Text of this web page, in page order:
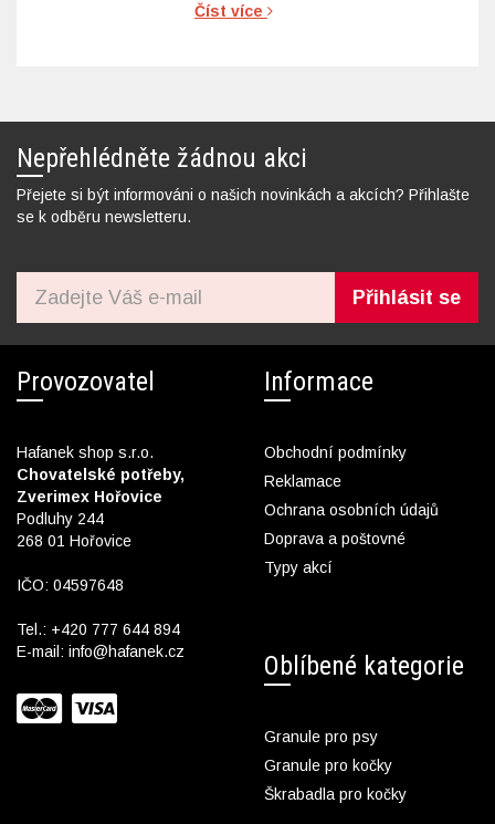
Číst více
Nepřehlédněte žádnou akci
Přejete si být informováni o našich novinkách a akcích? Přihlašte
se k odběru newsletteru.
Přihlásit se
Provozovatel
Hafanek shop s.r.o.
Chovatelské potřeby,
Zverimex Hořovice
Podluhy 244
268 01 Hořovice
IČO: 04597648
Tel.: +420 777 644 894
E-mail: info@hafanek.cz
Informace
Obchodní podmínky
Reklamace
Ochrana osobních údajů
Doprava a poštovné
Typy akcí
Oblíbené kategorie
Granule pro psy
Granule pro kočky
Škrabadla pro kočky